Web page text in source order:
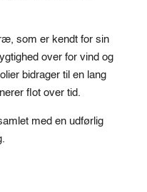
som er kendt for sin
over for vind og
bidrager til en lang
flot over tid.
med en udførlig